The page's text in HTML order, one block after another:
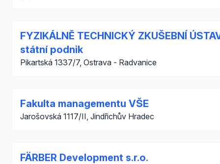
FYZIKÁLNĚ TECHNICKÝ ZKUŠEBNÍ
státní podnik
Pikartská 1337/7, Ostrava - Radvanice
Fakulta managementu VŠE
Jarošovská 1117/II, Jindřichův Hradec
FÄRBER Development s.r.o.